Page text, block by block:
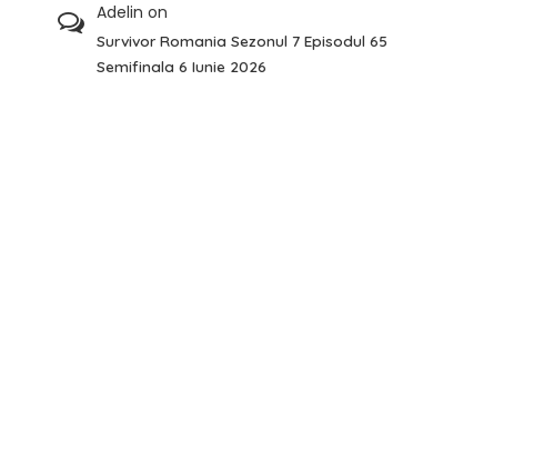
Adelin on
Survivor Romania Sezonul 7 Episodul 65
Semifinala 6 Iunie 2026